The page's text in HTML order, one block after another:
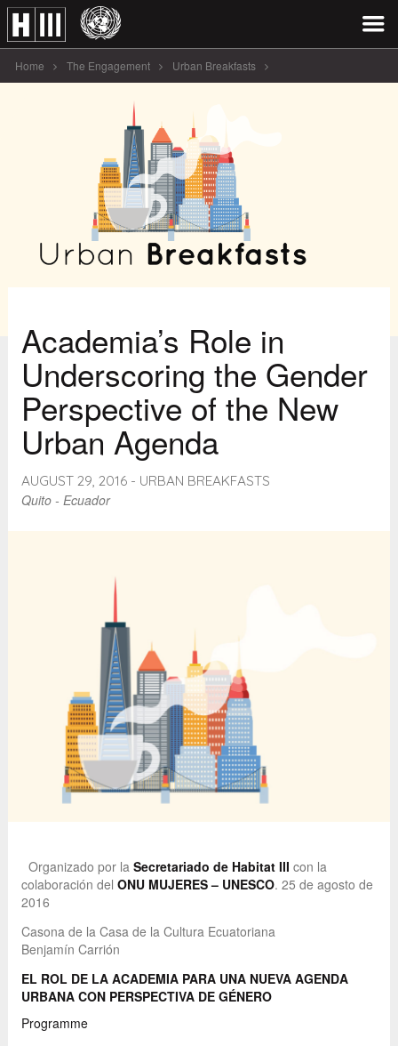
Home The Engagement Urban Breakfasts
Academia’s Role in
Underscoring the Gender
Perspective of the New
Urban Agenda
AUGUST 29, 2016 - URBAN BREAKFASTS
Quito - Ecuador
Organizado por la Secretariado de Habitat III con la
colaboración del ONU MUJERES – UNESCO. 25 de agosto de
2016
Casona de la Casa de la Cultura Ecuatoriana
Benjamín Carrión
EL ROL DE LA ACADEMIA PARA UNA NUEVA AGENDA
URBANA CON PERSPECTIVA DE GÉNERO
Programme